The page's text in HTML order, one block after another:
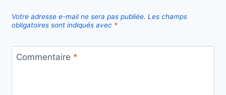
Votre adresse e-mail ne sera pas publiée. Les champs
obligatoires sont indiqués avec *
Commentaire *